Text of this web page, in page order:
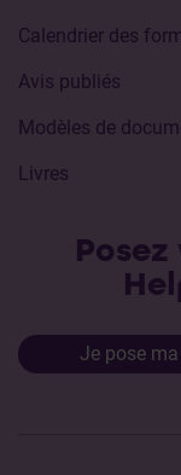
Calendrier des
Avis publiés
Modèles de
Livres
Je pose